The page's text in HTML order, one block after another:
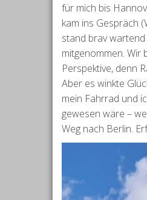
für mich bis
kam ins Gespräch
stand brav
mitgenommen. Wir
Perspektive, denn
Aber es winkte
mein Fahrrad und
gewesen wäre –
Weg nach Berlin.